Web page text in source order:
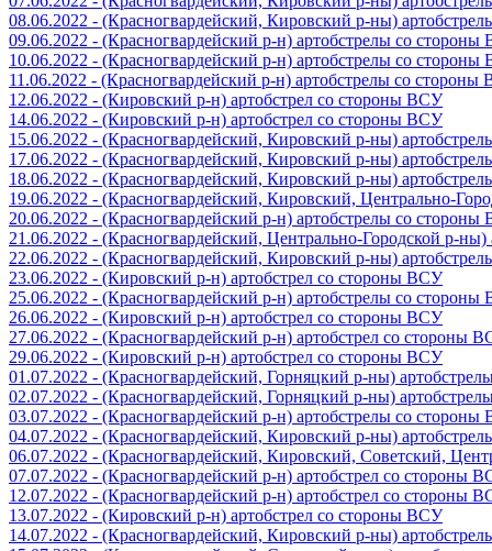
08.06.2022 - (Красногвардейский, Кировский р-ны)
09.06.2022 - (Красногвардейский р-н) артобстрелы со
10.06.2022 - (Красногвардейский р-н) артобстрелы со
11.06.2022 - (Красногвардейский р-н) артобстрелы со стороны
12.06.2022 - (Кировский р-н) артобстрел со стороны ВСУ
14.06.2022 - (Кировский р-н) артобстрел со стороны ВСУ
15.06.2022 - (Красногвардейский, Кировский р-ны)
17.06.2022 - (Красногвардейский, Кировский р-ны)
18.06.2022 - (Красногвардейский, Кировский р-ны)
19.06.2022 - (Красногвардейский, Кировский, Центрально-
20.06.2022 - (Красногвардейский р-н) артобстрелы со
21.06.2022 - (Красногвардейский, Центрально-Городской р-
22.06.2022 - (Красногвардейский, Кировский р-ны)
23.06.2022 - (Кировский р-н) артобстрел со стороны ВСУ
25.06.2022 - (Красногвардейский р-н) артобстрелы со
26.06.2022 - (Кировский р-н) артобстрел со стороны ВСУ
27.06.2022 - (Красногвардейский р-н) артобстрел со стороны
29.06.2022 - (Кировский р-н) артобстрел со стороны ВСУ
01.07.2022 - (Красногвардейский, Горняцкий р-ны)
02.07.2022 - (Красногвардейский, Горняцкий р-ны)
03.07.2022 - (Красногвардейский р-н) артобстрелы со
04.07.2022 - (Красногвардейский, Кировский р-ны)
06.07.2022 - (Красногвардейский, Кировский, Советский,
07.07.2022 - (Красногвардейский р-н) артобстрел со стороны
12.07.2022 - (Красногвардейский р-н) артобстрел со стороны
13.07.2022 - (Кировский р-н) артобстрел со стороны ВСУ
14.07.2022 - (Красногвардейский, Кировский р-ны)